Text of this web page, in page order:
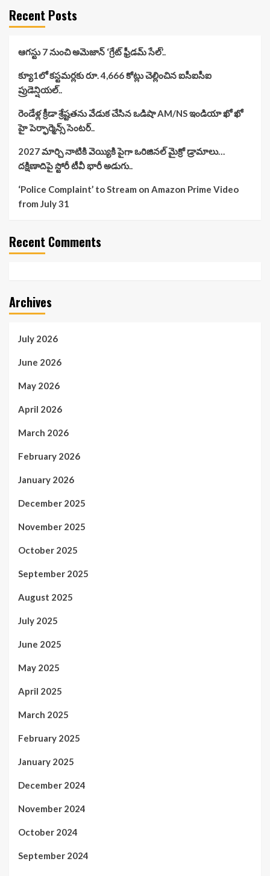
Recent Posts
ఆగస్టు 7 నుంచి అమెజాన్ ‘గ్రేట్ ఫ్రీడమ్ సేల్’..
క్యూ1లో కస్టమర్లకు రూ. 4,666 కోట్లు చెల్లించిన ఐసీఐసీఐ
ప్రుడెన్షియల్..
రెండేళ్ల క్రీడా శ్రేష్టతను వేడుక చేసిన ఒడిషా AM/NS ఇండియా ఖో ఖో
హై పెర్ఫార్మెన్స్ సెంటర్..
2027 మార్చి నాటికి వెయ్యికి పైగా ఒరిజినల్ మైక్రో డ్రామాలు…
దక్షిణాదిపై స్టోరీ టీవీ భారీ అడుగు..
‘Police Complaint’ to Stream on Amazon Prime Video
from July 31
Recent Comments
Archives
July 2026
June 2026
May 2026
April 2026
March 2026
February 2026
January 2026
December 2025
November 2025
October 2025
September 2025
August 2025
July 2025
June 2025
May 2025
April 2025
March 2025
February 2025
January 2025
December 2024
November 2024
October 2024
September 2024